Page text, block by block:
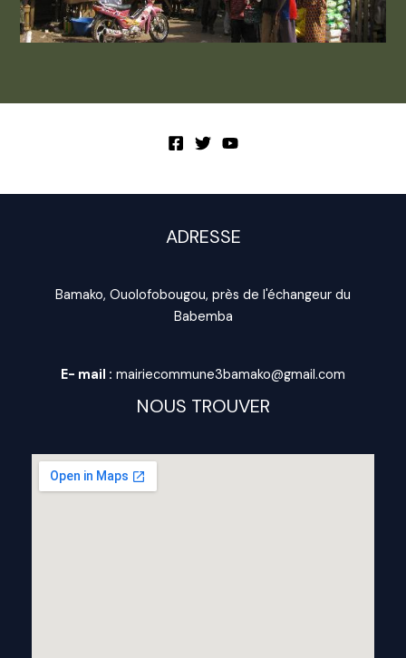
ADRESSE
Bamako, Ouolofobougou, près de l'échangeur du
Babemba
E- mail : mairiecommune3bamako@gmail.com
NOUS TROUVER